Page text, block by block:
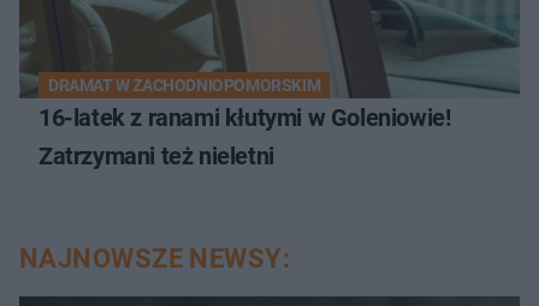
DRAMAT W ZACHODNIOPOMORSKIM
16-latek z ranami kłutymi w Goleniowie!
Zatrzymani też nieletni
NAJNOWSZE NEWSY: